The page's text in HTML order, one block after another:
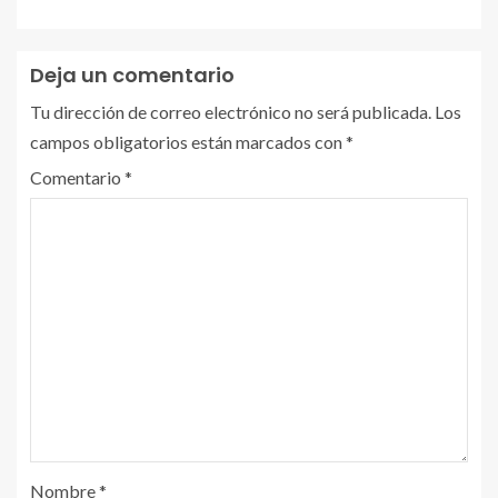
Deja un comentario
Tu dirección de correo electrónico no será publicada. Los
campos obligatorios están marcados con*
Comentario *
Nombre*